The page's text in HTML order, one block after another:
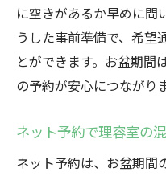
に空きがあるか早めに問
うした事前準備で、希望
とができます。お盆期間
の予約が安心につながり
ネット予約で理容室の
ネット予約は、お盆期間